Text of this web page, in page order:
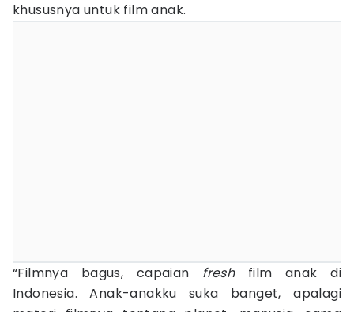
khususnya untuk film anak.
“Filmnya bagus, capaian freshfilm anak di
Indonesia. Anak-anakku suka banget, apalagi